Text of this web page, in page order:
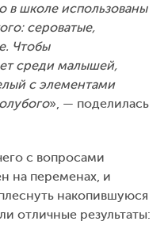
в школе использованы
сероватые,
Чтобы
среди малышей,
с элементами
», — поделилась
с вопросами
на переменах, и
накопившуюся
отличные результаты: